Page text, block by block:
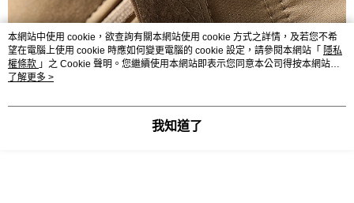
本網站中使用 cookie，欲查詢有關本網站使用 cookie 方式之詳情，及若您不希
望在電腦上使用 cookie 時應如何變更電腦的 cookie 設定，請參閱本網站「 隱私
權條款 」之 Cookie 聲明。您繼續使用本網站即表示您同意本公司得按本網站使
用條款之 Cookie 聲明使用 cookie。
了解更多 >
我知道了